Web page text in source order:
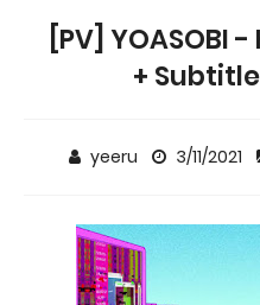
[PV] YOASOBI
+
yeeru 3/11/2021